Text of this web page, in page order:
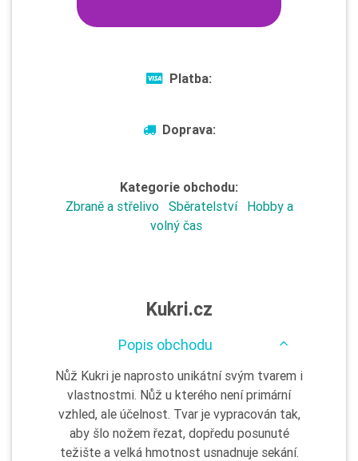
Platba:
Doprava:
Kategorie obchodu:
Zbraně a střelivo
Sběratelství
Hobby a
volný čas
Kukri.cz
Popis obchodu
Nůž Kukri je naprosto unikátní svým tvarem i
vlastnostmi. Nůž u kterého není primární
vzhled, ale účelnost. Tvar je vypracován tak,
aby šlo nožem řezat, dopředu posunuté
težište a velká hmotnost usnadnuje sekání.